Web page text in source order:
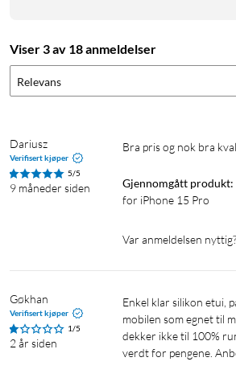
Viser 3 av 18 anmeldelser
Relevans
Dariusz
Verifisert kjøper
5/5
9 måneder siden
Bra pris og nok bra
Gjennomgått produkt:
for iPhone 15 Pro
Var anmeldelsen nyttig?
Gøkhan
Verifisert kjøper
1/5
2 år siden
Enkel klar silikon etui, passer ikke  helt på
mobilen som egnet til
dekker ikke til 100%
verdt for pengene.